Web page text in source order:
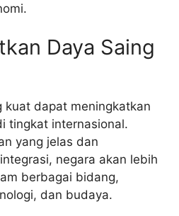
Daya Saing
kuat dapat meningkatkan
tingkat internasional.
yang jelas dan
negara akan lebih
berbagai bidang,
dan budaya.